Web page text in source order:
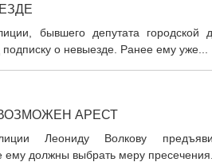
бывшего депутата городской
о невыезде. Ранее ему уже...
АРЕСТ
Леониду Волкову
должны выбрать меру пресечения.